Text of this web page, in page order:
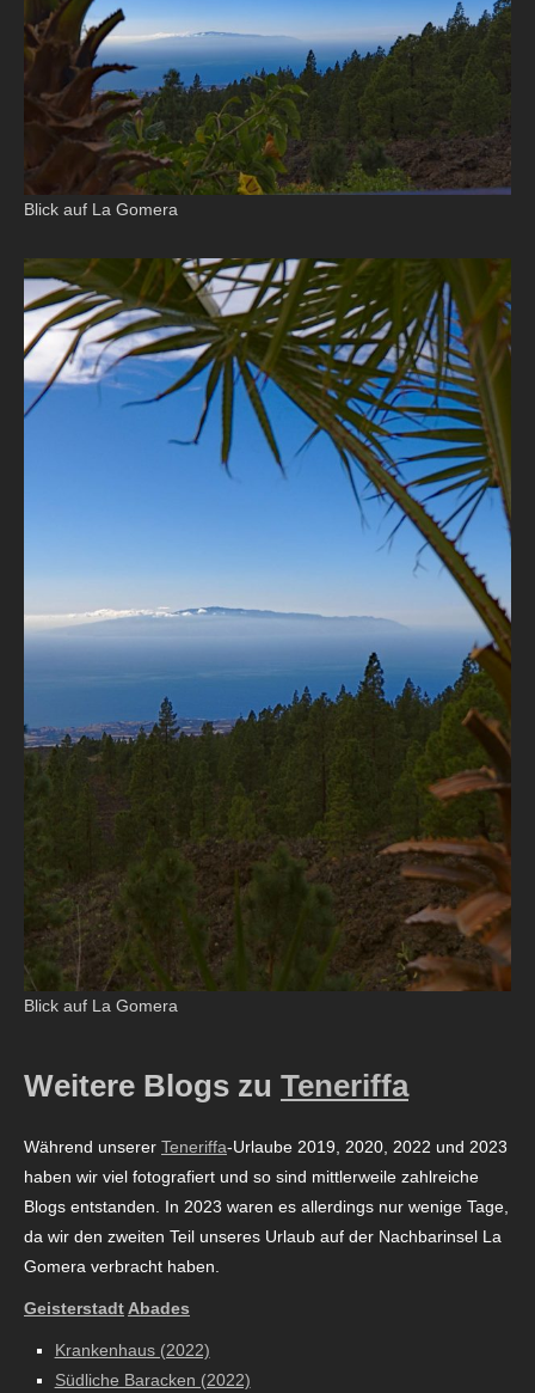
Blick auf La Gomera
Blick auf La Gomera
Weitere Blogs zu Teneriffa
Während unserer Teneriffa-Urlaube 2019, 2020, 2022 und 2023
haben wir viel fotografiert und so sind mittlerweile zahlreiche
Blogs entstanden. In 2023 waren es allerdings nur wenige Tage,
da wir den zweiten Teil unseres Urlaub auf der Nachbarinsel La
Gomera verbracht haben.
GeisterstadtAbades
Krankenhaus (2022)
Südliche Baracken (2022)